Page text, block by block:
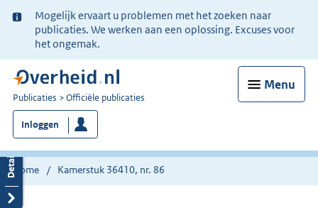
Ter
informatie:
Mogelijk ervaart u problemen met het zoeken naar
publicaties. We werken aan een oplossing. Excuses voor
het ongemak.
Menu
U
bent
nu
hier:
Publicaties Officiële publicaties
Inloggen
Home Kamerstuk 36410, nr. 86